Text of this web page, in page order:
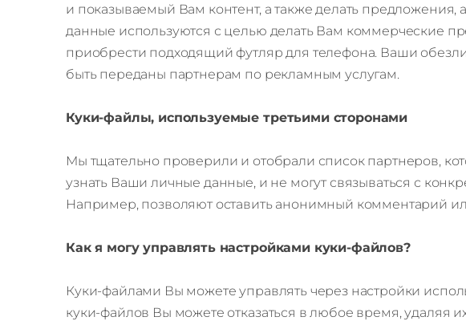
и показываемый Вам контент, а также делать
данные используются с целью делать Вам коммерческие
приобрести подходящий футляр для телефона. Ваши
быть переданы партнерам по рекламным услугам.
Куки-файлы, используемые третьими сторонами
Мы тщательно проверили и отобрали список партнеров,
узнать Ваши личные данные, и не могут связываться с
Например, позволяют оставить анонимный комментарий
Как я могу управлять настройками куки-файлов?
Куки-файлами Вы можете управлять через настройки
куки-файлов Вы можете отказаться в любое время, удаляя